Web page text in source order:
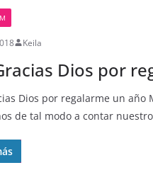
Keila
Dios por
Dios por regalarme un año
de tal modo a contar